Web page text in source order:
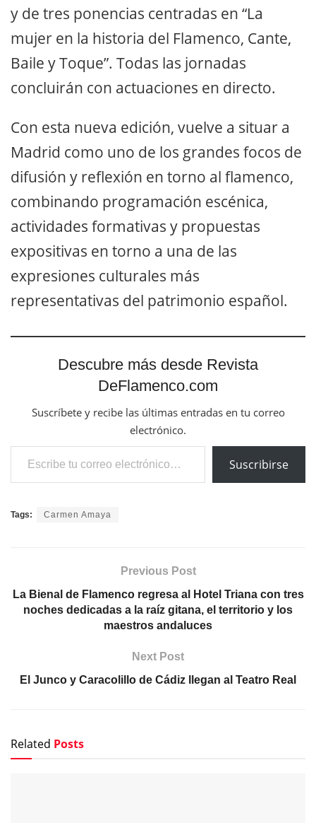
y de tres ponencias centradas en “La
mujer en la historia del Flamenco, Cante,
Baile y Toque”. Todas las jornadas
concluirán con actuaciones en directo.
Con esta nueva edición, vuelve a situar a
Madrid como uno de los grandes focos de
difusión y reflexión en torno al flamenco,
combinando programación escénica,
actividades formativas y propuestas
expositivas en torno a una de las
expresiones culturales más
representativas del patrimonio español.
Descubre más desde Revista
DeFlamenco.com
Suscríbete y recibe las últimas entradas en tu correo
electrónico.
Escribe tu correo electrónico…
Suscribirse
Tags: Carmen Amaya
Previous Post
La Bienal de Flamenco regresa al Hotel Triana con tres
noches dedicadas a la raíz gitana, el territorio y los
maestros andaluces
Next Post
El Junco y Caracolillo de Cádiz llegan al Teatro Real
Related Posts